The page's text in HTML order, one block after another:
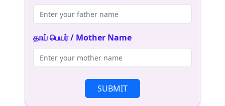
தாய் பெயர் / Mother Name
SUBMIT